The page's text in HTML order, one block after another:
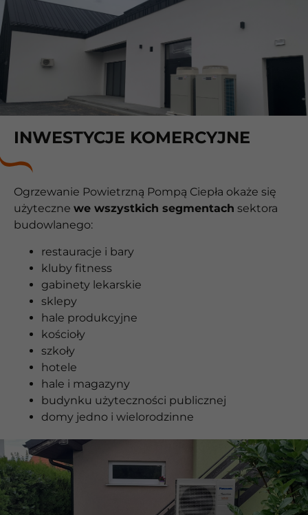
INWESTYCJE KOMERCYJNE
Ogrzewanie Powietrzną Pompą Ciepła okaże się
użyteczne we wszystkich segmentach sektora
budowlanego:
restauracje i bary
kluby fitness
gabinety lekarskie
sklepy
hale produkcyjne
kościoły
szkoły
hotele
hale i magazyny
budynku użyteczności publicznej
domy jedno i wielorodzinne